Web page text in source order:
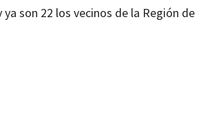
son 22 los vecinos de la Región de